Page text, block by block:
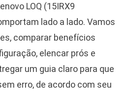
LOQ (15IRX9
lado a lado. Vamos
comparar benefícios
elencar prós e
um guia claro para que
erro, de acordo com seu